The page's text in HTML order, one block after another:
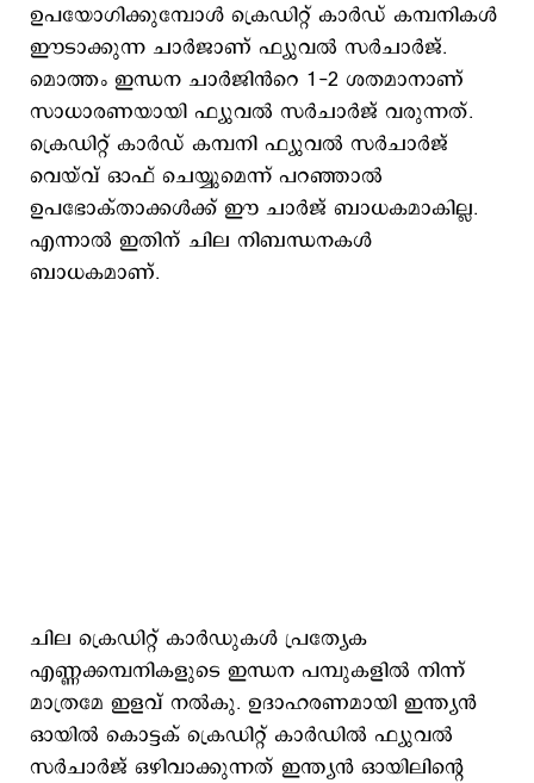
ഉപയോഗിക്കുമ്പോൾ ക്രെ‍ഡിറ്റ് കാർഡ് കമ്പനികൾ
ഈടാക്കുന്ന ചാർജാണ് ഫ്യുവൽ സർചാർജ്.
മൊത്തം ഇന്ധന ചാർജിൻറെ 1-2 ശതമാനാണ്
സാധാരണയായി ഫ്യുവൽ സർചാർജ് വരുന്നത്.
ക്രെഡിറ്റ് കാർഡ് കമ്പനി ഫ്യുവൽ സർചാർജ്
വെയ്‍വ് ഓഫ് ചെയ്യുമെന്ന് പറഞ്ഞാൽ
ഉപഭോക്താക്കൾക്ക് ഈ ചാർജ് ബാധകമാകില്ല.
എന്നാൽ ഇതിന് ചില നിബന്ധനകൾ
ബാധകമാണ്.
ചില ക്രെഡിറ്റ് കാർഡുകൾ പ്രത്യേക
എണ്ണക്കമ്പനികളുടെ ഇന്ധന പമ്പുകളിൽ നിന്ന്
മാത്രമേ ഇളവ് നൽകു. ഉദാഹരണമായി ഇന്ത്യൻ
ഓയിൽ കൊട്ടക് ക്രെഡിറ്റ് കാർഡിൽ ഫ്യുവൽ
സർചാർജ് ഒഴിവാക്കുന്നത് ഇന്ത്യൻ ഓയിലിന്റെ